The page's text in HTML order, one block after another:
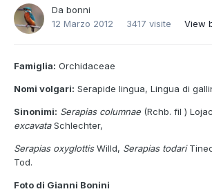
Da bonni
12 Marzo 2012
3417 visite View
Famiglia: Orchidaceae
Nomi volgari: Serapide lingua, Lingua di
Sinonimi: Serapias columnae (Rchb. fil )
excavataSchlechter,
Serapias oxyglottisWilld, Serapias todari
Tod.
Foto di Gianni Bonini